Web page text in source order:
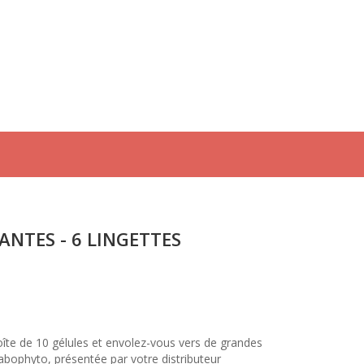
- 6 LINGETTES
de 10 gélules et envolez-vous vers de grandes
présentée par votre distributeur